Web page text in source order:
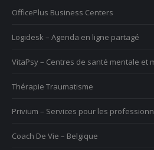
OfficePlus Business Centers
Logidesk – Agenda en ligne partagé
VitaPsy – Centres de santé mentale et
Thérapie Traumatisme
Privium – Services pour les
Coach De Vie – Belgique